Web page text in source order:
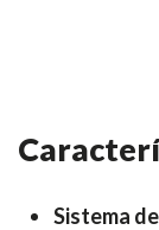
Sistema